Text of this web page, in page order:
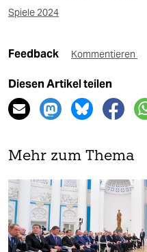
Spiele 2024
Feedback Kommentieren
Diesen Artikel teilen
Mehr zum Thema